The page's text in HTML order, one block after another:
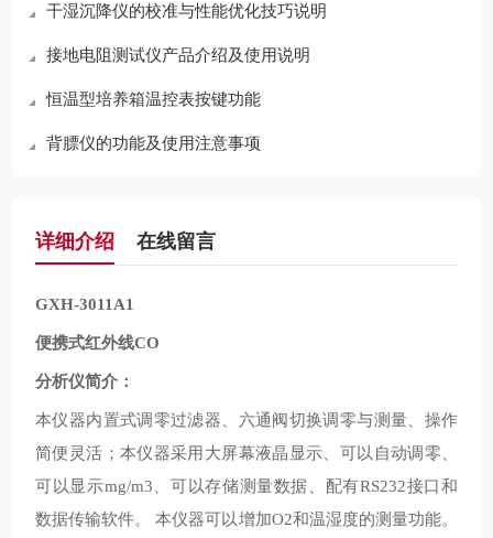
干湿沉降仪的校准与性能优化技巧说明
接地电阻测试仪产品介绍及使用说明
恒温型培养箱温控表按键功能
背膘仪的功能及使用注意事项
详细介绍 在线留言
GXH-3011A1
便携式红外线CO
分析仪简介：
本仪器内置式调零过滤器、六通阀切换调零与测量、操作
简便灵活；本仪器采用大屏幕液晶显示、可以自动调零、
可以显示mg/m3 、可以存储测量数据、配有RS232接口和
数据传输软件。
本仪器可以增加O2和温湿度的测量功能。